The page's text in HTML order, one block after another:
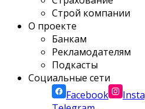
Строй компании
О проекте
Банкам
Рекламодателям
Подкасты
Социальные сети
Facebook